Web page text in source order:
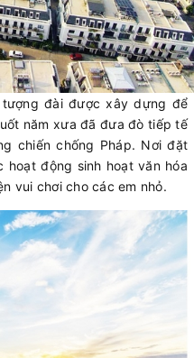
đài được xây dựng để
năm xưa đã đưa đò tiếp tế
chiến chống Pháp. Nơi đặt
động sinh hoạt văn hóa
vui chơi cho các em nhỏ.